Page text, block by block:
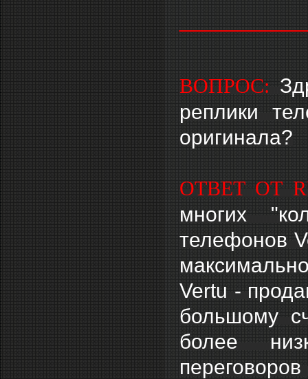
ВОПРОС:
реплики
оригинала?
ОТВЕТ ОТ
многих
телефонов
Vertu -
большому
более